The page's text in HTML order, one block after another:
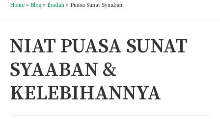
Home » Blog » Ibadah » Puasa Sunat Syaaban
NIAT PUASA SUNAT
SYAABAN &
KELEBIHANNYA